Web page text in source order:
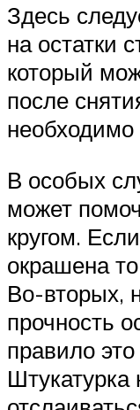
Здесь
на остатки
который
после
В особых
может
кругом.
окрашена
Во-вторых,
прочность
правило